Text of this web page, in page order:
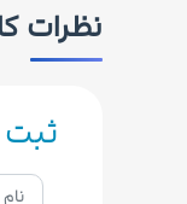
نظرات
ثبت